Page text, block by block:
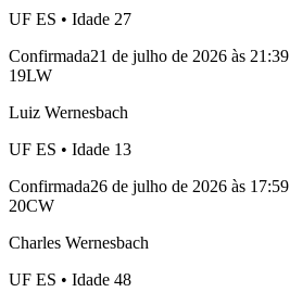
UF ES • Idade 27
Confirmada21 de julho de 2026 às 21:39
19LW
Luiz Wernesbach
UF ES • Idade 13
Confirmada26 de julho de 2026 às 17:59
20CW
Charles Wernesbach
UF ES • Idade 48